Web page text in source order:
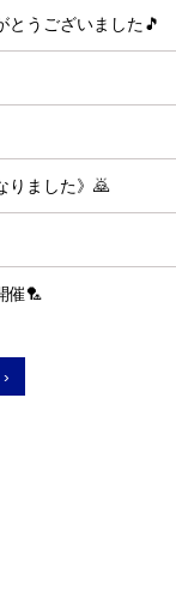
とうございました🎵
りました》🙇
催🏸
›